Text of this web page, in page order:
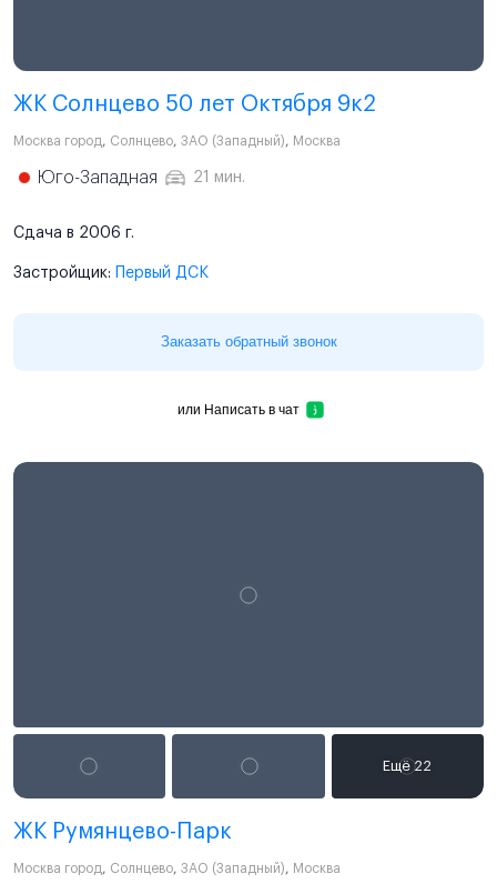
ЖК Солнцево 50 лет Октября 9к2
Москва город, Солнцево, ЗАО (Западный), Москва
Юго-Западная 21 мин.
Сдача в 2006 г.
Застройщик: Первый ДСК
Заказать обратный звонок
или Написать в чат
ЖК Румянцево-Парк
Москва город, Солнцево, ЗАО (Западный), Москва